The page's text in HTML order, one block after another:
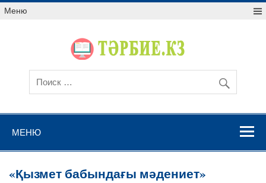
Меню
МЕНЮ
«Қызмет бабындағы мәдениет»